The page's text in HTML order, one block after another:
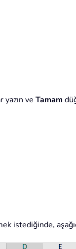
ve Tamam
istediğinde,